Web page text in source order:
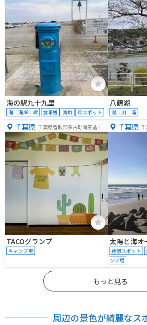
海の駅九十九里
海｜海岸｜岬 食事処 海鮮 珍スポット
八鶴湖
湖｜川｜滝
千葉県 千葉県香取郡多古町南玉造１６
２
TACOグランプ
キャンプ場
千葉県
太陽と海オ
絶景スポット
ンプ場
もっと見る
周辺の景色が綺麗なス